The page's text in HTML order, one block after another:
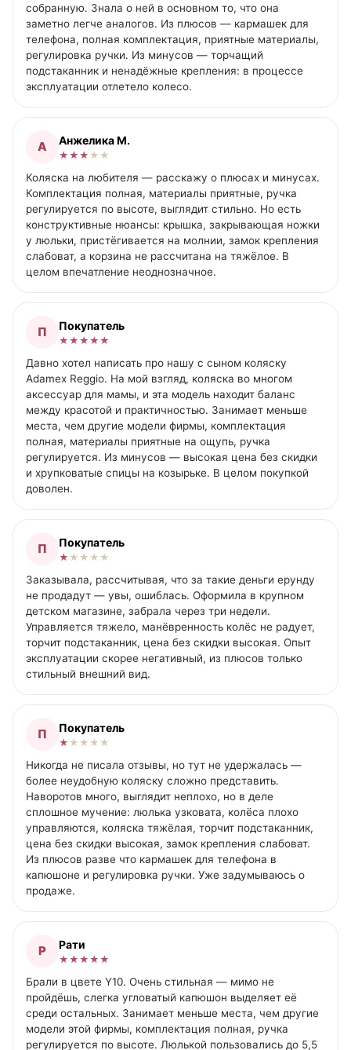
собранную. Знала о ней в основном то, что она
заметно легче аналогов. Из плюсов — кармашек для
телефона, полная комплектация, приятные материалы,
регулировка ручки. Из минусов — торчащий
подстаканник и ненадёжные крепления: в процессе
эксплуатации отлетело колесо.
А Анжелика М.
★ ★ ★ ★ ★
Коляска на любителя — расскажу о плюсах и минусах.
Комплектация полная, материалы приятные, ручка
регулируется по высоте, выглядит стильно. Но есть
конструктивные нюансы: крышка, закрывающая ножки
у люльки, пристёгивается на молнии, замок крепления
слабоват, а корзина не рассчитана на тяжёлое. В
целом впечатление неоднозначное.
П Покупатель
★ ★ ★ ★ ★
Давно хотел написать про нашу с сыном коляску
Adamex Reggio. На мой взгляд, коляска во многом
аксессуар для мамы, и эта модель находит баланс
между красотой и практичностью. Занимает меньше
места, чем другие модели фирмы, комплектация
полная, материалы приятные на ощупь, ручка
регулируется. Из минусов — высокая цена без скидки
и хрупковатые спицы на козырьке. В целом покупкой
доволен.
П Покупатель
★ ★ ★ ★ ★
Заказывала, рассчитывая, что за такие деньги ерунду
не продадут — увы, ошиблась. Оформила в крупном
детском магазине, забрала через три недели.
Управляется тяжело, манёвренность колёс не радует,
торчит подстаканник, цена без скидки высокая. Опыт
эксплуатации скорее негативный, из плюсов только
стильный внешний вид.
П Покупатель
★ ★ ★ ★ ★
Никогда не писала отзывы, но тут не удержалась —
более неудобную коляску сложно представить.
Наворотов много, выглядит неплохо, но в деле
сплошное мучение: люлька узковата, колёса плохо
управляются, коляска тяжёлая, торчит подстаканник,
цена без скидки высокая, замок крепления слабоват.
Из плюсов разве что кармашек для телефона в
капюшоне и регулировка ручки. Уже задумываюсь о
продаже.
Р Рати
★ ★ ★ ★ ★
Брали в цвете Y10. Очень стильная — мимо не
пройдёшь, слегка угловатый капюшон выделяет её
среди остальных. Занимает меньше места, чем другие
модели этой фирмы, комплектация полная, ручка
регулируется по высоте. Люлькой пользовались до 5,5